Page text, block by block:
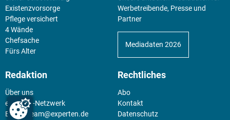
Existenz­vorsorge
Pflege versichert
4 Wände
Chefsache
Fürs Alter
Werbetreibende, Presse und
Partner
Mediadaten 2026
Redaktion
Über uns
experten-Netzwerk
E-Mail:
team@experten.de
Rechtliches
Abo
Kontakt
Datenschutz